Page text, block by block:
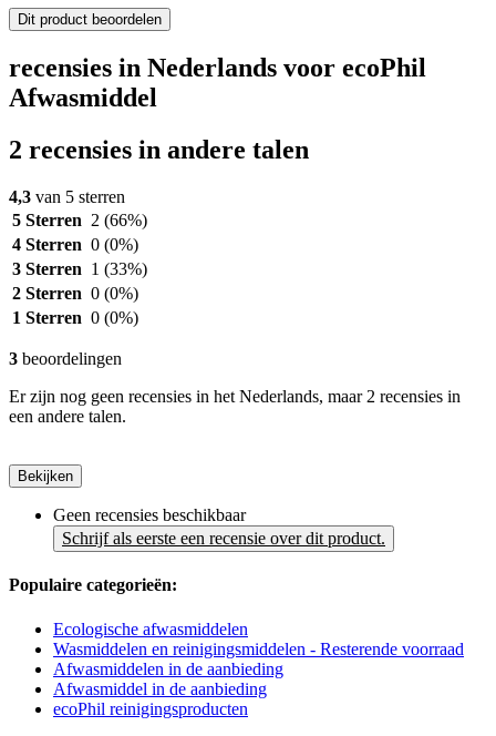
Dit product beoordelen
recensies in Nederlands voor ecoPhil
Afwasmiddel
2 recensies in andere talen
4,3 van 5 sterren
5 Sterren 2 (66%)
4 Sterren 0 (0%)
3 Sterren 1 (33%)
2 Sterren 0 (0%)
1 Sterren 0 (0%)
3 beoordelingen
Er zijn nog geen recensies in het Nederlands, maar 2 recensies in
een andere talen.
Bekijken
Geen recensies beschikbaar
Schrijf als eerste een recensie over dit product.
Populaire categorieën:
Ecologische afwasmiddelen
Wasmiddelen en reinigingsmiddelen - Resterende voorraad
Afwasmiddelen in de aanbieding
Afwasmiddel in de aanbieding
ecoPhil reinigingsproducten